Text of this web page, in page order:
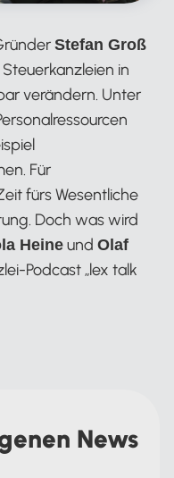
Stefan Groß
in
verändern. Unter
Für
fürs Wesentliche
Doch was wird
Heineund Olaf
Podcast „lex talk
News